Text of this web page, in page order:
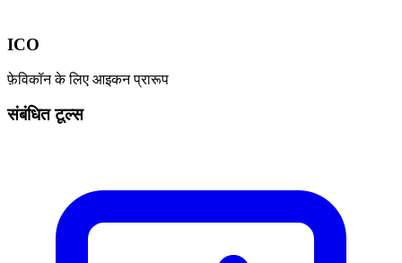
ICO
फ़ेविकॉन के लिए आइकन प्रारूप
संबंधित टूल्स